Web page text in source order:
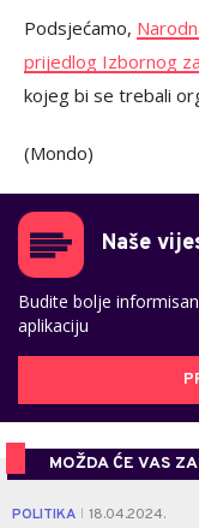
Podsjećamo,
prijedlog Izbornog
kojeg bi se trebali
(Mondo)
Naše
Budite bolje
aplikaciju
MOŽDA ĆE VAS
POLITIKA 18.04.2024.